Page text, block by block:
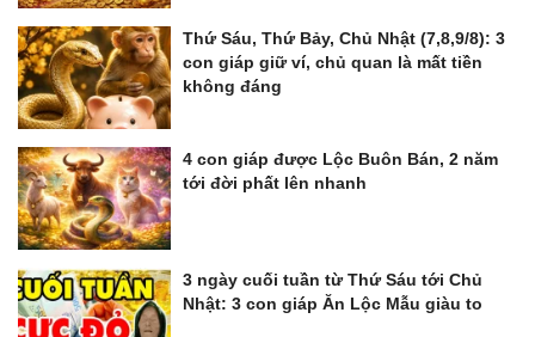
Thứ Sáu, Thứ Bảy, Chủ Nhật (7,8,9/8): 3
con giáp giữ ví, chủ quan là mất tiền
không đáng
4 con giáp được Lộc Buôn Bán, 2 năm
tới đời phất lên nhanh
3 ngày cuối tuần từ Thứ Sáu tới Chủ
Nhật: 3 con giáp Ăn Lộc Mẫu giàu to